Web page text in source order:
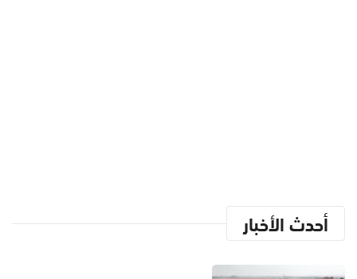
أحدث الأخبار